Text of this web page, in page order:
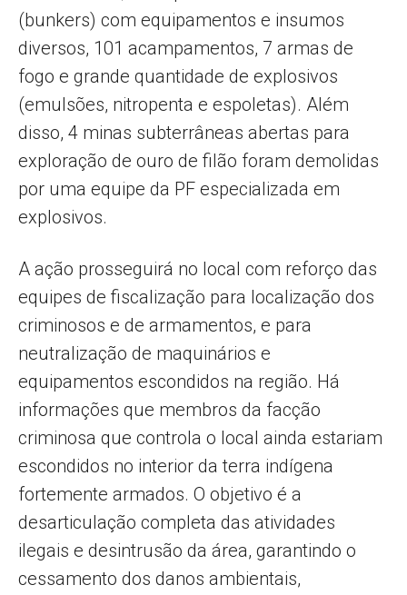
(bunkers) com equipamentos e insumos
diversos, 101 acampamentos, 7 armas de
fogo e grande quantidade de explosivos
(emulsões, nitropenta e espoletas). Além
disso, 4 minas subterrâneas abertas para
exploração de ouro de filão foram demolidas
por uma equipe da PF especializada em
explosivos.
A ação prosseguirá no local com reforço das
equipes de fiscalização para localização dos
criminosos e de armamentos, e para
neutralização de maquinários e
equipamentos escondidos na região. Há
informações que membros da facção
criminosa que controla o local ainda estariam
escondidos no interior da terra indígena
fortemente armados. O objetivo é a
desarticulação completa das atividades
ilegais e desintrusão da área, garantindo o
cessamento dos danos ambientais,